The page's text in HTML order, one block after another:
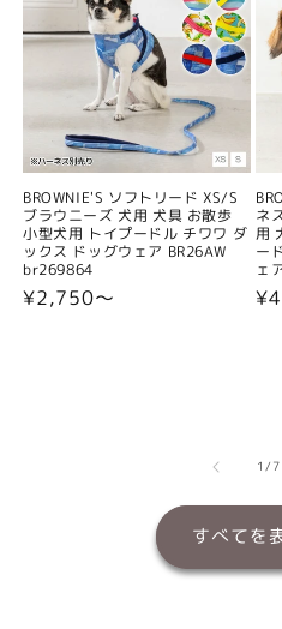
BROWNIE'S ソフトリード XS/S
ブラウニーズ 犬用 犬具 お散歩
小型犬用 トイプードル チワワ ダ
ックス ドッグウェア BR26AW
br269864
通
¥2,750〜
ネ
用
ー
ェ
通
1/の
7
すべてを